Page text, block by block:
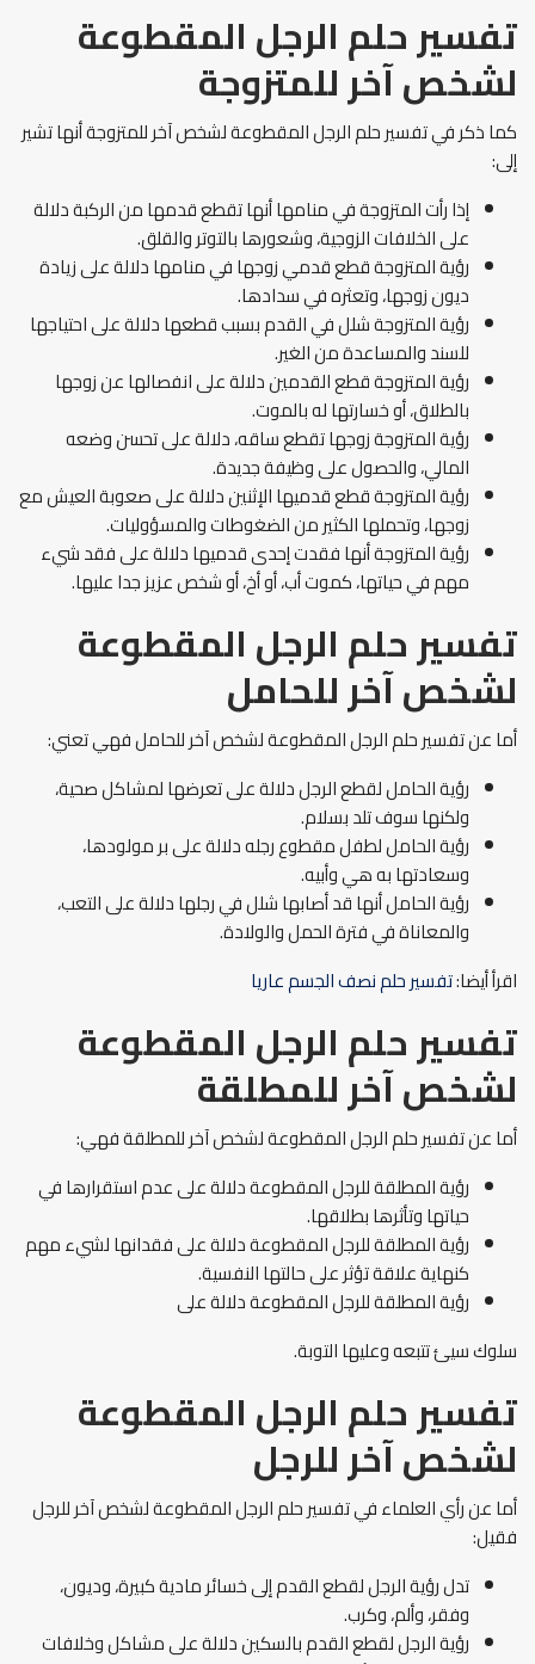
تفسير حلم الرجل المقطوعة
لشخص آخر للمتزوجة
كما ذكر في تفسير حلم الرجل المقطوعة لشخص آخر للمتزوجة أنها تشير
إلى:
إذا رأت المتزوجة في منامها أنها تقطع قدمها من الركبة دلالة
على الخلافات الزوجية، وشعورها بالتوتر والقلق.
رؤية المتزوجة قطع قدمي زوجها في منامها دلالة على زيادة
ديون زوجها، وتعثره في سدادها.
رؤية المتزوجة شلل في القدم بسبب قطعها دلالة على احتياجها
للسند والمساعدة من الغير.
رؤية المتزوجة قطع القدمين دلالة على انفصالها عن زوجها
بالطلاق، أو خسارتها له بالموت.
رؤية المتزوجة زوجها تقطع ساقه، دلالة على تحسن وضعه
المالي، والحصول على وظيفة جديدة.
رؤية المتزوجة قطع قدميها الإثنين دلالة على صعوبة العيش مع
زوجها، وتحملها الكثير من الضغوطات والمسؤوليات.
رؤية المتزوجة أنها فقدت إحدى قدميها دلالة على فقد شيء
مهم في حياتها، كموت أب، أو أخ، أو شخص عزيز جدا عليها.
تفسير حلم الرجل المقطوعة
لشخص آخر للحامل
أما عن تفسير حلم الرجل المقطوعة لشخص آخر للحامل فهي تعني:
رؤية الحامل لقطع الرجل دلالة على تعرضها لمشاكل صحية،
ولكنها سوف تلد بسلام.
رؤية الحامل لطفل مقطوع رجله دلالة على بر مولودها،
وسعادتها به هي وأبيه.
رؤية الحامل أنها قد أصابها شلل في رجلها دلالة على التعب،
والمعاناة في فترة الحمل والولادة.
اقرأ أيضا:تفسير حلم نصف الجسم عاريا
تفسير حلم الرجل المقطوعة
لشخص آخر للمطلقة
أما عن تفسير حلم الرجل المقطوعة لشخص آخر للمطلقة فهي:
رؤية المطلقة للرجل المقطوعة دلالة على عدم استقرارها في
حياتها وتأثرها بطلاقها.
رؤية المطلقة للرجل المقطوعة دلالة على فقدانها لشيء مهم
كنهاية علاقة تؤثر على حالتها النفسية.
رؤية المطلقة للرجل المقطوعة دلالة على
سلوك سيئ تتبعه وعليها التوبة.
تفسير حلم الرجل المقطوعة
لشخص آخر للرجل
أما عن رأي العلماء في تفسير حلم الرجل المقطوعة لشخص آخر للرجل
فقيل:
تدل رؤية الرجل لقطع القدم إلى خسائر مادية كبيرة، وديون،
وفقر، وألم، وكرب.
رؤية الرجل لقطع القدم بالسكين دلالة على مشاكل وخلافات